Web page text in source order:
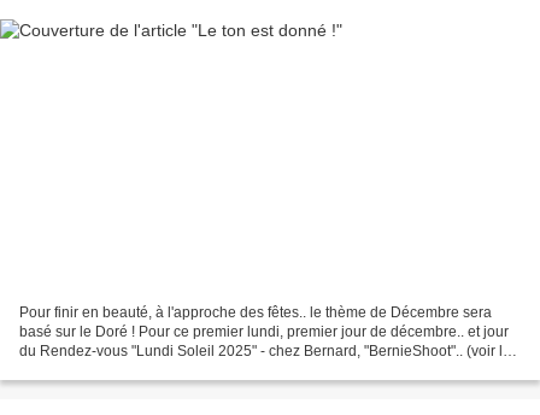
Pour finir en beauté, à l'approche des fêtes.. le thème de Décembre sera
basé sur le Doré ! Pour ce premier lundi, premier jour de décembre.. et jour
du Rendez-vous "Lundi Soleil 2025" - chez Bernard, "BernieShoot".. (voir le